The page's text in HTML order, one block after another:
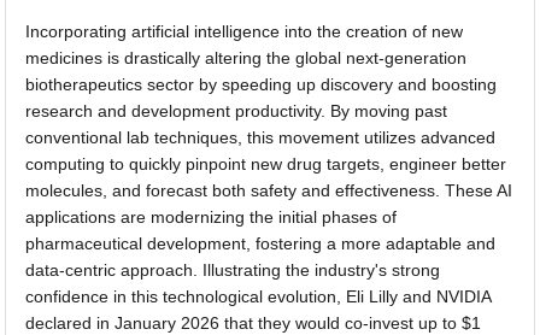
Incorporating artificial intelligence into the creation of new
medicines is drastically altering the global next-generation
biotherapeutics sector by speeding up discovery and boosting
research and development productivity. By moving past
conventional lab techniques, this movement utilizes advanced
computing to quickly pinpoint new drug targets, engineer better
molecules, and forecast both safety and effectiveness. These AI
applications are modernizing the initial phases of
pharmaceutical development, fostering a more adaptable and
data-centric approach. Illustrating the industry's strong
confidence in this technological evolution, Eli Lilly and NVIDIA
declared in January 2026 that they would co-invest up to $1